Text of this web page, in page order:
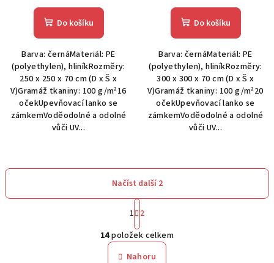
Do košíku
Barva: černáMateriál: PE
(polyethylen), hliníkRozměry:
250 x 250 x 70 cm (D x Š x
V)Gramáž tkaniny: 100 g/m²16
očekUpevňovací lanko se
zámkemVoděodolné a odolné
vůči UV...
Do košíku
Barva: černáMateriál: PE
(polyethylen), hliníkRozměry:
300 x 300 x 70 cm (D x Š x
V)Gramáž tkaniny: 100 g/m²20
očekUpevňovací lanko se
zámkemVoděodolné a odolné
vůči UV...
O
v
l
Načíst další 2
S
t
r
á
n
1 2
14položek celkem
Nahoru